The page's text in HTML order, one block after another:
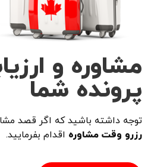
مشاوره و
پرونده شما
توجه داشته باشید که اگر قصد
رزرو وقت مشاوره اقدام بفرمایید.